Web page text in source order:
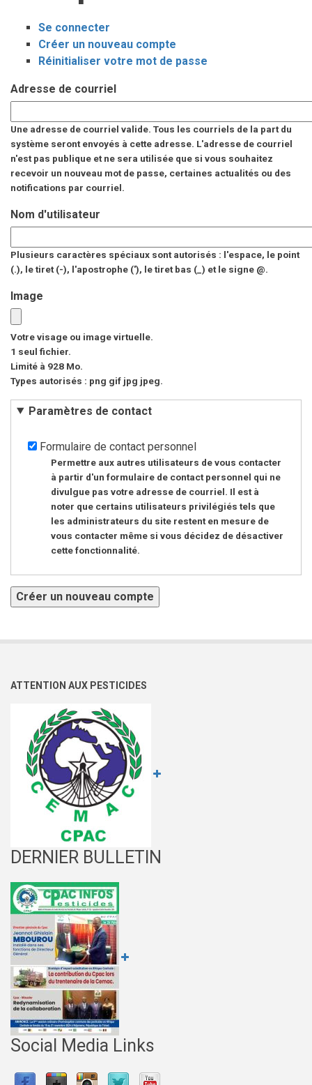
Onglets
principaux
Se connecter
Créer un nouveau compte
actif)
Réinitialiser votre mot de passe
Adresse de courriel
Une adresse de courriel valide. Tous les courriels de la part du
système seront envoyés à cette adresse. L'adresse de courriel
n'est pas publique et ne sera utilisée que si vous souhaitez
recevoir un nouveau mot de passe, certaines actualités ou des
notifications par courriel.
Nom d'utilisateur
Plusieurs caractères spéciaux sont autorisés : l'espace, le point
(.), le tiret (-), l'apostrophe ('), le tiret bas (_) et le signe @.
Image
Votre visage ou image virtuelle.
1 seul fichier.
Limité à 928 Mo.
Types autorisés : png gif jpg jpeg.
Paramètres de contact
Formulaire de contact personnel
Permettre aux autres utilisateurs de vous contacter
à partir d'un formulaire de contact personnel qui ne
divulgue pas votre adresse de courriel. Il est à
noter que certains utilisateurs privilégiés tels que
les administrateurs du site restent en mesure de
vous contacter même si vous décidez de désactiver
cette fonctionnalité.
ATTENTION AUX PESTICIDES
DERNIER BULLETIN
Social Media Links